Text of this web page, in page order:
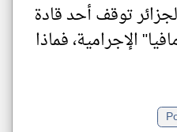
توقف أحد قادة
الإجرامية، فماذا